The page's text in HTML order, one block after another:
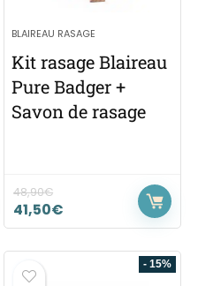
BLAIREAU RASAGE
Kit rasage Blaireau
Pure Badger +
Savon de rasage
48,90€
41,50€
- 15%